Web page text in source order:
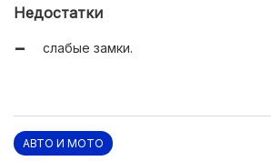
Недостатки
слабые замки.
АВТО И МОТО